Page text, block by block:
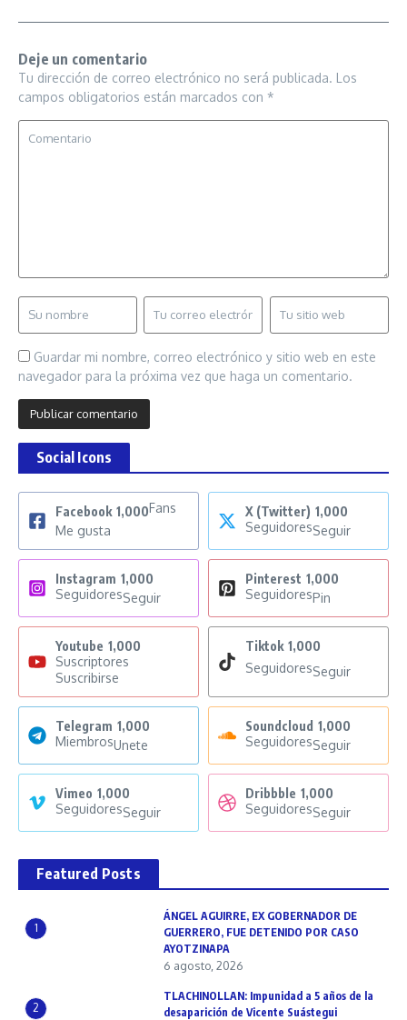
Deje un comentario
Tu dirección de correo electrónico no será publicada. Los
campos obligatorios están marcados con *
Guardar mi nombre, correo electrónico y sitio web en este
navegador para la próxima vez que haga un comentario.
Social Icons
Facebook 1,000Fans
Me gusta
X (Twitter) 1,000
SeguidoresSeguir
Instagram 1,000
SeguidoresSeguir
Pinterest 1,000
SeguidoresPin
Youtube 1,000
Suscriptores
Suscribirse
Tiktok 1,000
SeguidoresSeguir
Telegram 1,000
MiembrosUnete
Soundcloud 1,000
SeguidoresSeguir
Vimeo 1,000
SeguidoresSeguir
Dribbble 1,000
SeguidoresSeguir
Featured Posts
1
ÁNGEL AGUIRRE, EX GOBERNADOR DE
GUERRERO, FUE DETENIDO POR CASO
AYOTZINAPA
6 agosto, 2026
2
TLACHINOLLAN: Impunidad a 5 años de la
desaparición de Vicente Suástegui